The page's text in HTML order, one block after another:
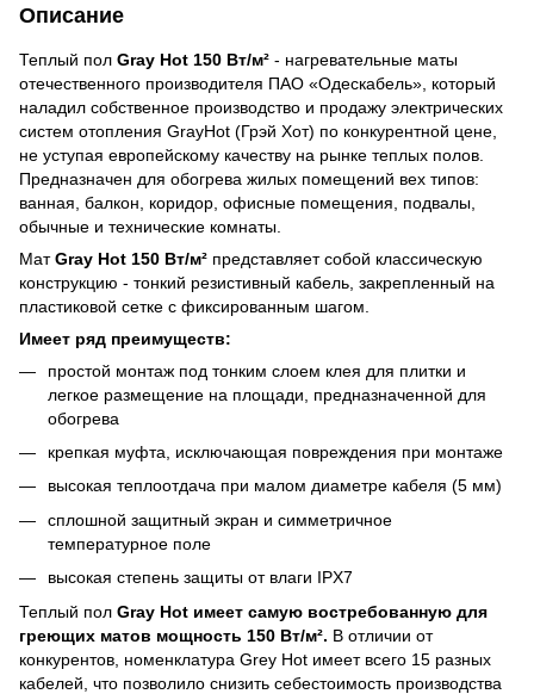
Описание
Теплый пол Gray Hot 150 Вт/м² - нагревательные маты
отечественного производителя ПАО «Одескабель», который
наладил собственное производство и продажу электрических
систем отопления GrayHot (Грэй Хот) по конкурентной цене,
не уступая европейскому качеству на рынке теплых полов.
Предназначен для обогрева жилых помещений вех типов:
ванная, балкон, коридор, офисные помещения, подвалы,
обычные и технические комнаты.
МатGray Hot 150 Вт/м² представляет собой классическую
конструкцию - тонкий резистивный кабель, закрепленный на
пластиковой сетке с фиксированным шагом.
Имеет ряд преимуществ:
простой монтаж под тонким слоем клея для плитки и
легкое размещение на площади, предназначенной для
обогрева
крепкая муфта, исключающая повреждения при монтаже
высокая теплоотдача при малом диаметре кабеля (5 мм)
сплошной защитный экран и симметричное
температурное поле
высокая степень защиты от влаги IPX7
Теплый пол Gray Hot имеет самую востребованную для
греющих матов мощность 150 Вт/м². В отличии от
конкурентов, номенклатура Grey Hot имеет всего 15 разных
кабелей, что позволило снизить себестоимость производства